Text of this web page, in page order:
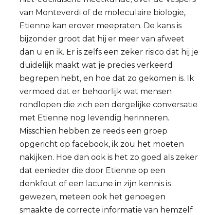
van Monteverdi of de moleculaire biologie,
Etienne kan erover meepraten. De kans is
bijzonder groot dat hij er meer van afweet
dan u en ik. Er is zelfs een zeker risico dat hij je
duidelijk maakt wat je precies verkeerd
begrepen hebt, en hoe dat zo gekomen is. Ik
vermoed dat er behoorlijk wat mensen
rondlopen die zich een dergelijke conversatie
met Etienne nog levendig herinneren.
Misschien hebben ze reeds een groep
opgericht op facebook, ik zou het moeten
nakijken. Hoe dan ook is het zo goed als zeker
dat eenieder die door Etienne op een
denkfout of een lacune in zijn kennis is
gewezen, meteen ook het genoegen
smaakte de correcte informatie van hemzelf